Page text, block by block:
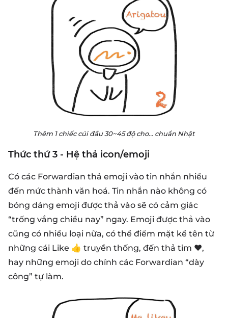
Thêm 1 chiếc cúi đầu 30~45 độ cho… chuẩn Nhật
Thức thứ 3 - Hệ thả icon/emoji
Có các Forwardian thả emoji vào tin nhắn nhiều
đến mức thành văn hoá. Tin nhắn nào không có
bóng dáng emoji được thả vào sẽ có cảm giác
“trống vắng chiều nay” ngay. Emoji được thả vào
cũng có nhiều loại nữa, có thể điểm mặt kể tên từ
những cái Like 👍 truyền thống, đến thả tim ❤️,
hay những emoji do chính các Forwardian “dày
công” tự làm.